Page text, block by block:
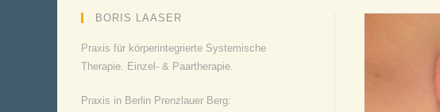
BORIS LAASER
Praxis für körperintegrierte Systemische
Therapie. Einzel- & Paartherapie.
Praxis in Berlin Prenzlauer Berg: